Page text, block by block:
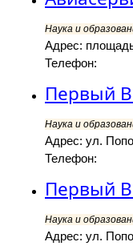
Наука и
Адрес:
Телефон:
Первый
Наука и
Адрес: ул.
Телефон:
Первый
Наука и
Адрес: ул.